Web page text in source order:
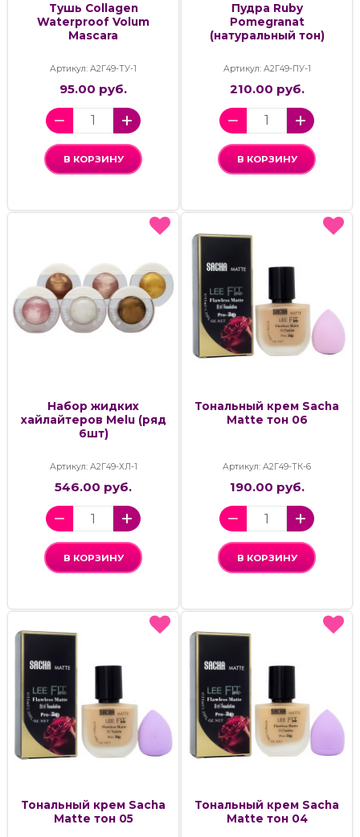
Тушь Collagen
Waterproof Volum
Mascara
Артикул: А2Г49-ТУ-1
95.00 руб.
В КОРЗИНУ
Пудра Ruby
Pomegranat
(натуральный тон)
Артикул: А2Г49-ПУ-1
210.00 руб.
В КОРЗИНУ
Набор жидких
хайлайтеров Melu (ряд
6шт)
Артикул: А2Г49-ХЛ-1
546.00 руб.
В КОРЗИНУ
Тональный крем Sacha
Matte тон 06
Артикул: А2Г49-ТК-6
190.00 руб.
В КОРЗИНУ
Тональный крем Sacha
Matte тон 05
Тональный крем Sacha
Matte тон 04